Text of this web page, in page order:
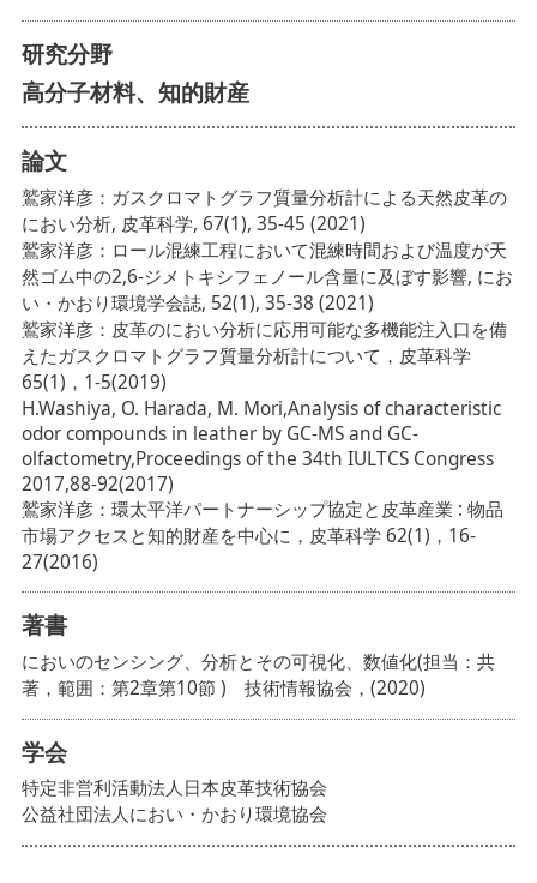
研究分野
高分子材料、知的財産
論文
鷲家洋彦：ガスクロマトグラフ質量分析計による天然皮革の
におい分析, 皮革科学, 67(1), 35-45 (2021)
鷲家洋彦：ロール混練工程において混練時間および温度が天
然ゴム中の2,6-ジメトキシフェノール含量に及ぼす影響, にお
い・かおり環境学会誌, 52(1), 35-38 (2021)
鷲家洋彦：皮革のにおい分析に応用可能な多機能注入口を備
えたガスクロマトグラフ質量分析計について，皮革科学
65(1)，1-5(2019)
H.Washiya, O. Harada, M. Mori,Analysis of characteristic
odor compounds in leather by GC-MS and GC-
olfactometry,Proceedings of the 34th IULTCS Congress
2017,88-92(2017)
鷲家洋彦：環太平洋パートナーシップ協定と皮革産業 : 物品
市場アクセスと知的財産を中心に，皮革科学 62(1)，16-
27(2016)
著書
においのセンシング、分析とその可視化、数値化(担当：共
著，範囲：第2章第10節 ) 技術情報協会，(2020)
学会
特定非営利活動法人日本皮革技術協会
公益社団法人におい・かおり環境協会